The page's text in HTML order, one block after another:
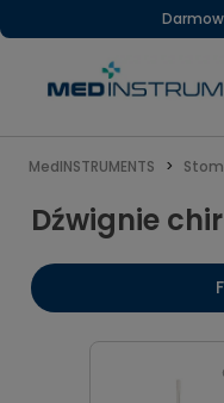
MedINSTRUMENTS
Dźwignie